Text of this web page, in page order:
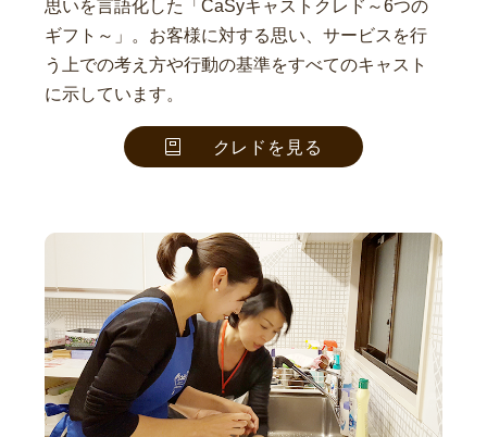
思いを言語化した「CaSyキャストクレド～6つの
ギフト～」。お客様に対する思い、サービスを行
う上での考え方や行動の基準をすべてのキャスト
に示しています。
クレドを見る